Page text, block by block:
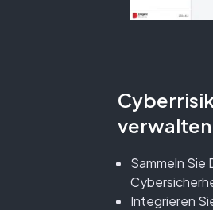
verwalten
Sammeln Sie
Integrieren